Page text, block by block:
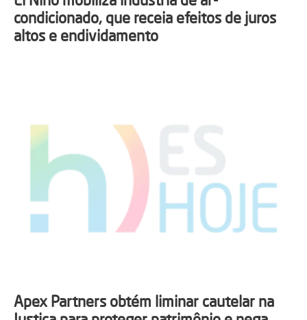
condicionado, que receia efeitos de juros
altos e endividamento
Apex Partners obtém liminar cautelar na